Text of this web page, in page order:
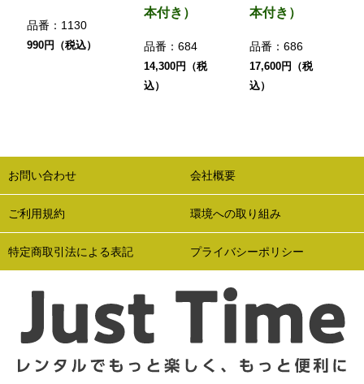
品番： 1130
990円（税込）
本付き）
品番：684
14,300円（税
込）
本付き）
品番：686
17,600円（税
込）
お問い合わせ 会社概要
ご利用規約 環境への取り組み
特定商取引法による表記 プライバシーポリシー